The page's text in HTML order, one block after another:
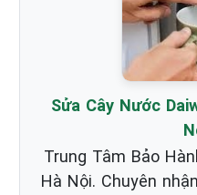
Sửa Cây Nước
Trung Tâm Bảo
Hà Nội. Chuyên